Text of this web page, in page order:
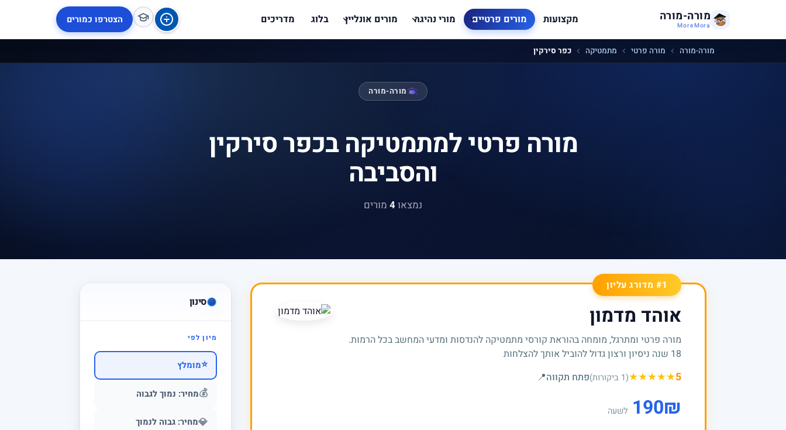
מורה-מורה
MoreMora מקצועות מורים פרטיים מורי נהיגה מורים אונליין בלוג מדריכים הצטרפו כמורים
מורה-מורה מורה פרטי מתמטיקה כפר סירקין
מורה-מורה
מורה פרטי למתמטיקה בכפר סירקין
והסביבה
נמצאו 4 מורים
סינון
מיון לפי
⭐מומלץ
💰מחיר: נמוך לגבוה
💎מחיר: גבוה לנמוך
#1 מדורג עליון
אוהד מדמון
מורה פרטי ומתרגל, מומחה בהוראת קורסי מתמטיקה להנדסות ומדעי המחשב בכל הרמות.
18 שנה ניסיון ורצון גדול להוביל אותך להצלחות
(1 ביקורות)★★★★★5 פתח תקווה📍
₪
190 לשעה